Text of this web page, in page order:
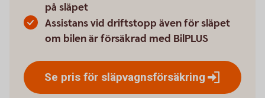
på släpet
Assistans vid driftstopp även för släpet
om bilen är försäkrad med BilPLUS
Se pris för släpvagnsförsäkring